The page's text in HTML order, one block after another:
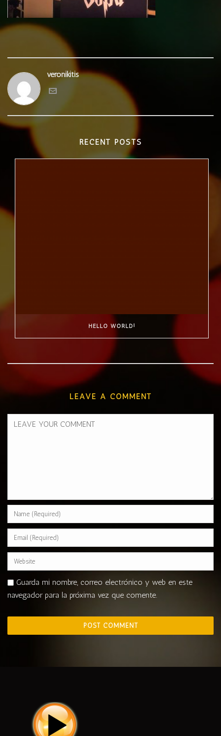
veronikitis
RECENT POSTS
HELLO WORLD!
LEAVE A COMMENT
Guarda mi nombre, correo electrónico y web en este
navegador para la próxima vez que comente.